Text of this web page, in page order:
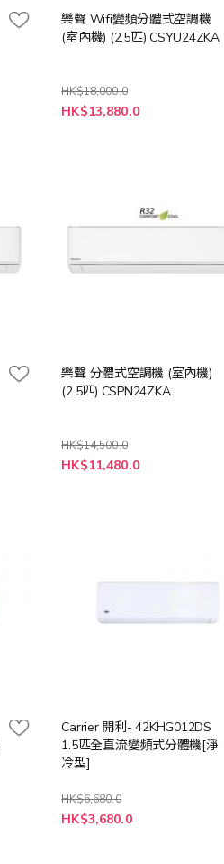
樂聲 Wifi變頻分體式空調機
(室內機) (2.5匹) CSYU24ZKA
HK$18,000.0
特
殊
HK$13,880.0
樂聲 分體式空調機 (室內機)
(2.5匹) CSPN24ZKA
HK$14,500.0
特
殊
HK$11,480.0
Carrier 開利- 42KHG012DS
1.5匹全直流變頻式分體機[淨
冷型]
HK$6,680.0
特
殊
HK$3,680.0